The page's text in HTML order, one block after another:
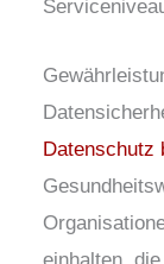
Datenschutz